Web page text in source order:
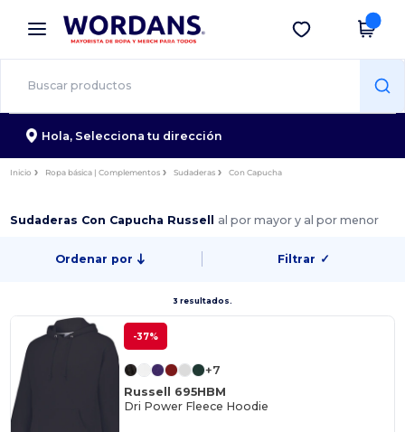
× App de Wordans
¡Mejores precios en app!
Descargar app
Hola, Selecciona tu dirección
Inicio Ropa básica | Complementos Sudaderas Con Capucha
Sudaderas Con Capucha Russell al por mayor y al por menor
Ordenar por Filtrar ✓
3 resultados.
-37%
+7
Russell 695HBM
Dri Power Fleece Hoodie